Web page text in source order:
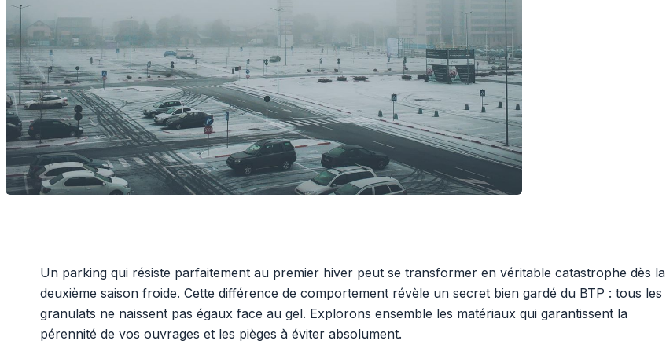
Un parking qui résiste parfaitement au premier hiver peut se transformer en véritable catastrophe dès la
deuxième saison froide. Cette différence de comportement révèle un secret bien gardé du BTP : tous les
granulats ne naissent pas égaux face au gel. Explorons ensemble les matériaux qui garantissent la
pérennité de vos ouvrages et les pièges à éviter absolument.